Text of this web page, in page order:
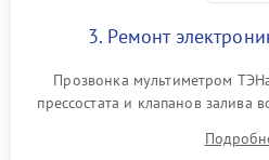
3. Ремонт
Прозвонка мультиметром
прессостата и клапанов залива
Восстановление